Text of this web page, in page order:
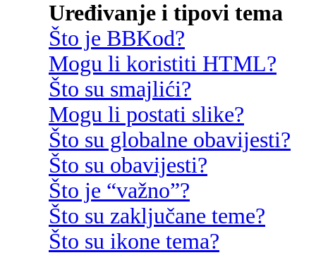
Uređivanje i tipovi tema
Što je BBKod?
Mogu li koristiti HTML?
Što su smajlići?
Mogu li postati slike?
Što su globalne obavijesti?
Što su obavijesti?
Što je “važno”?
Što su zaključane teme?
Što su ikone tema?